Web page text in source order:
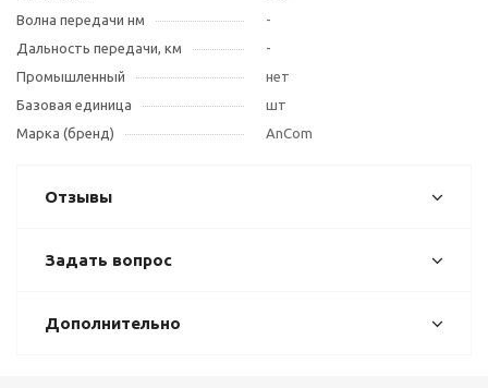
Волна передачи нм
-
Дальность передачи, км
-
Промышленный
нет
Базовая единица
шт
Марка (бренд)
AnCom
Отзывы
Задать вопрос
Дополнительно